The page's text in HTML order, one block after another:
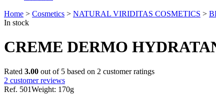
Home > Cosmetics > NATURAL VIRIDITAS COSMETICS >
In stock
CREME DERMO
Rated 3.00 out of 5 based on 2 customer ratings
2 customer reviews
Ref. 501Weight: 170g